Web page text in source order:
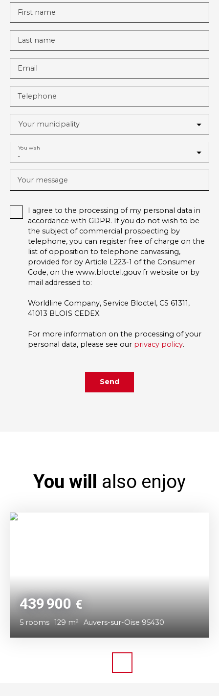
First name
Last name
Email
Telephone
Your municipality
-
You wish
Your message
I agree to the processing of my personal data in
accordance with GDPR. If you do not wish to be
the subject of commercial prospecting by
telephone, you can register free of charge on the
list of opposition to telephone canvassing,
provided for by Article L223-1 of the Consumer
Code, on the www.bloctel.gouv.fr website or by
mail addressed to:
Worldline Company, Service Bloctel, CS 61311,
41013 BLOIS CEDEX.
For more information on the processing of your
personal data, please see our privacy policy.
Send
You will also enjoy
439 900€
5 rooms 129 m² Auvers-sur-Oise 95430